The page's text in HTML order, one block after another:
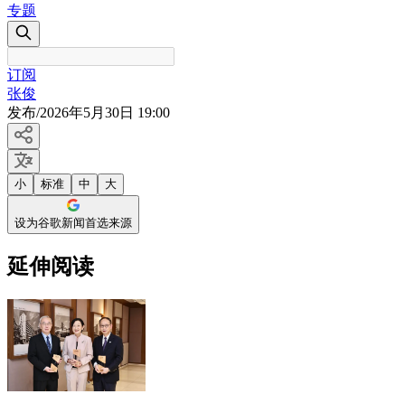
专题
订阅
张俊
发布/2026年5月30日 19:00
小 标准 中 大
设为谷歌新闻首选来源
延伸阅读